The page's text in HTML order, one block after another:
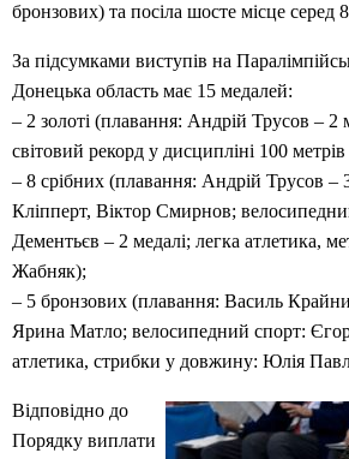
бронзових) та посіла шосте місце серед
За підсумками виступів на
Донецька область має 15 медалей:
– 2 золоті (плавання: Андрій Трусов – 2
світовий рекорд у дисципліні 100
– 8 срібних (плавання: Андрій Трусов –
Кліпперт, Віктор Смирнов;
Дементьєв – 2 медалі; легка атлетика,
Жабняк);
– 5 бронзових (плавання: Василь
Ярина Матло; велосипедний спорт:
атлетика, стрибки у довжину: Юлія
Відповідно до
Порядку виплати